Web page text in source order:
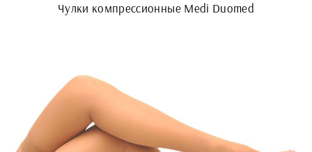
Чулки компрессионные Medi Duomed